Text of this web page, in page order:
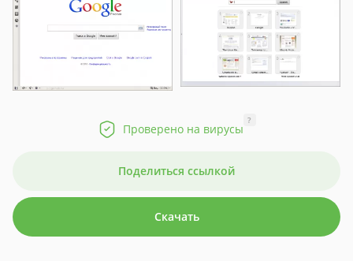
Проверено на вирусы
?
Поделиться ссылкой
Скачать